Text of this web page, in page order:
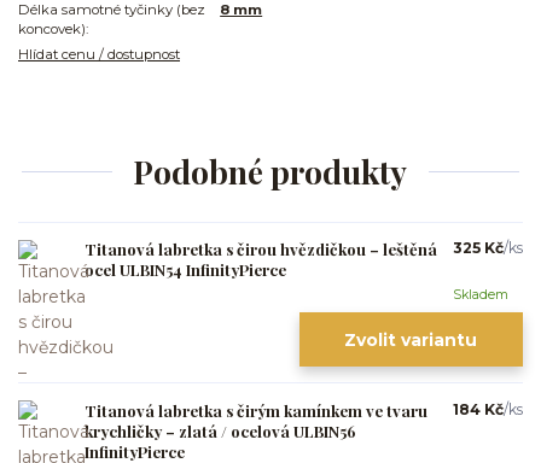
Délka samotné tyčinky (bez
koncovek):
8 mm
Hlídat cenu / dostupnost
Podobné produkty
Titanová labretka s čirou hvězdičkou – leštěná
ocel ULBIN54 InfinityPierce
325 Kč/ks
Skladem
Zvolit variantu
Titanová labretka s čirým kamínkem ve tvaru
krychličky – zlatá / ocelová ULBIN56
InfinityPierce
184 Kč/ks